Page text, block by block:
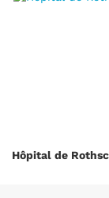
Hôpital de